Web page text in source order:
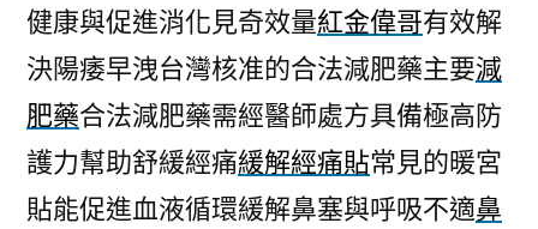
健康與促進消化見奇效量紅金偉哥有效解
決陽痿早洩台灣核准的合法減肥藥主要減
肥藥合法減肥藥需經醫師處方具備極高防
護力幫助舒緩經痛緩解經痛貼常見的暖宮
貼能促進血液循環緩解鼻塞與呼吸不適鼻